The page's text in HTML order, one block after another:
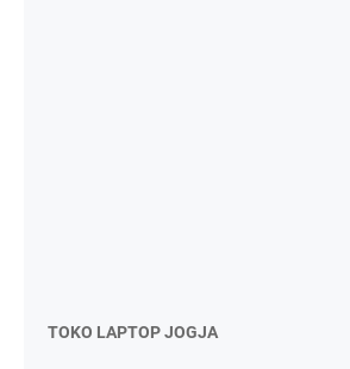
TOKO LAPTOP JOGJA